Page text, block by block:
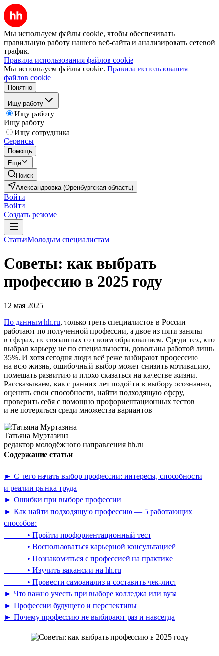
Мы используем файлы cookie, чтобы обеспечивать
правильную работу нашего веб-сайта и анализировать сетевой
трафик.
Правила использования файлов cookie
Мы используем файлы cookie. Правила использования
файлов cookie
Понятно
Ищу работу
Ищу работу
Ищу работу
Ищу сотрудника
Сервисы
Помощь
Ещё
Поиск
Александровка (Оренбургская область)
Войти
Войти
Создать резюме
СтатьиМолодым специалистам
Советы: как выбрать
профессию в 2025 году
12 мая 2025
По данным hh.ru, только треть специалистов в России
работают по полученной профессии, а двое из пяти заняты
в сферах, не связанных со своим образованием. Среди тех, кто
выбрал карьеру не по специальности, довольны работой лишь
35%. И хотя сегодня люди всё реже выбирают профессию
на всю жизнь, ошибочный выбор может снизить мотивацию,
помешать развитию и плохо сказаться на качестве жизни.
Рассказываем, как с ранних лет подойти к выбору осознанно,
оценить свои способности, найти подходящую сферу,
проверить себя с помощью профориентационных тестов
и не потеряться среди множества вариантов.
Татьяна Муртазина
редактор молодёжного направления hh.ru
Содержание статьи
► С чего начать выбор профессии: интересы, способности
и реалии рынка труда
► Ошибки при выборе профессии
► Как найти подходящую профессию — 5 работающих
способов:
• Пройти профориентационный тест
• Воспользоваться карьерной консультацией
• Познакомиться с профессией на практике
• Изучить вакансии на hh.ru
• Провести самоанализ и составить чек-лист
► Что важно учесть при выборе колледжа или вуза
► Профессии будущего и перспективы
► Почему профессию не выбирают раз и навсегда